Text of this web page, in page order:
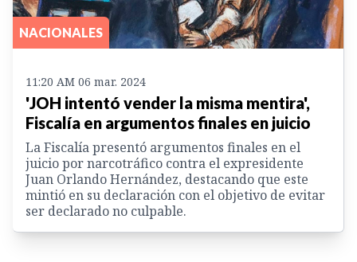
NACIONALES
11:20 AM 06 mar. 2024
'JOH intentó vender la misma mentira',
Fiscalía en argumentos finales en juicio
La Fiscalía presentó argumentos finales en el
juicio por narcotráfico contra el expresidente
Juan Orlando Hernández, destacando que este
mintió en su declaración con el objetivo de evitar
ser declarado no culpable.